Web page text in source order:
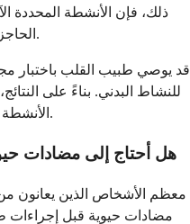
ذلك، فإن الأنشطة المحددة
الحاجز الأذيني وما إذا كان يسبب أي أعراض.
قد يوصي طبيب القلب باختبار
للنشاط البدني. بناءً على
الأنشطة الآمنة وما إذا كنت بحاجة إلى أي قيود.
هل أحتاج إلى مضادات
معظم الأشخاص الذين يعانون من
مضادات حيوية قبل إجراءات